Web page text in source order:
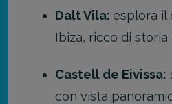
Dalt Vila: esplora il
Ibiza, ricco di storia
Castell de Eivissa:
con vista